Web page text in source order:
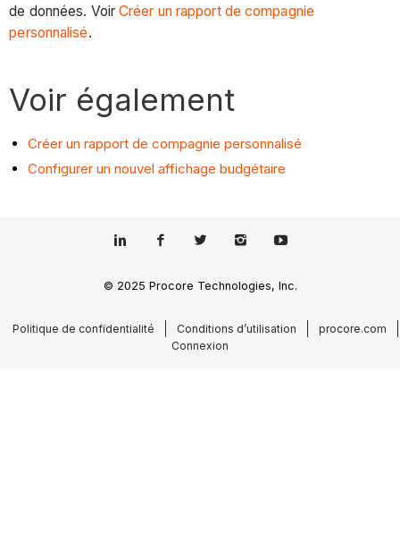
de données. VoirCréer un rapport de compagnie
personnalisé.
Voir également
Créer un rapport de compagnie personnalisé
Configurer un nouvel affichage budgétaire
© 2025 Procore Technologies, Inc.
Politique de confidentialité Conditions d’utilisation
procore.com
Connexion